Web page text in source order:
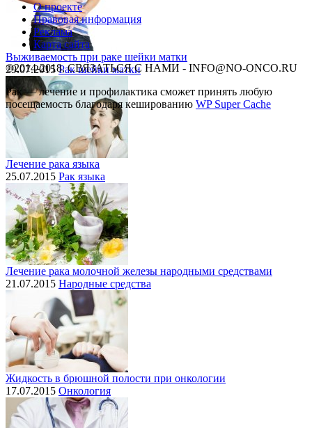
Выживаемость при раке шейки матки
29.07.2015 Рак шейки матки
Лечение рака языка
25.07.2015 Рак языка
Лечение рака молочной железы народными средствами
21.07.2015 Народные средства
Жидкость в брюшной полости при онкологии
17.07.2015 Онкология
О проекте
Правовая информация
Реклама
Карта сайта
©2014-2018, СВЯЗАТЬСЯ С НАМИ - INFO@NO-ONCO.RU
Рак — лечение и профилактика cможет принять любую
посещаемость благодаря кешированию WP Super Cache